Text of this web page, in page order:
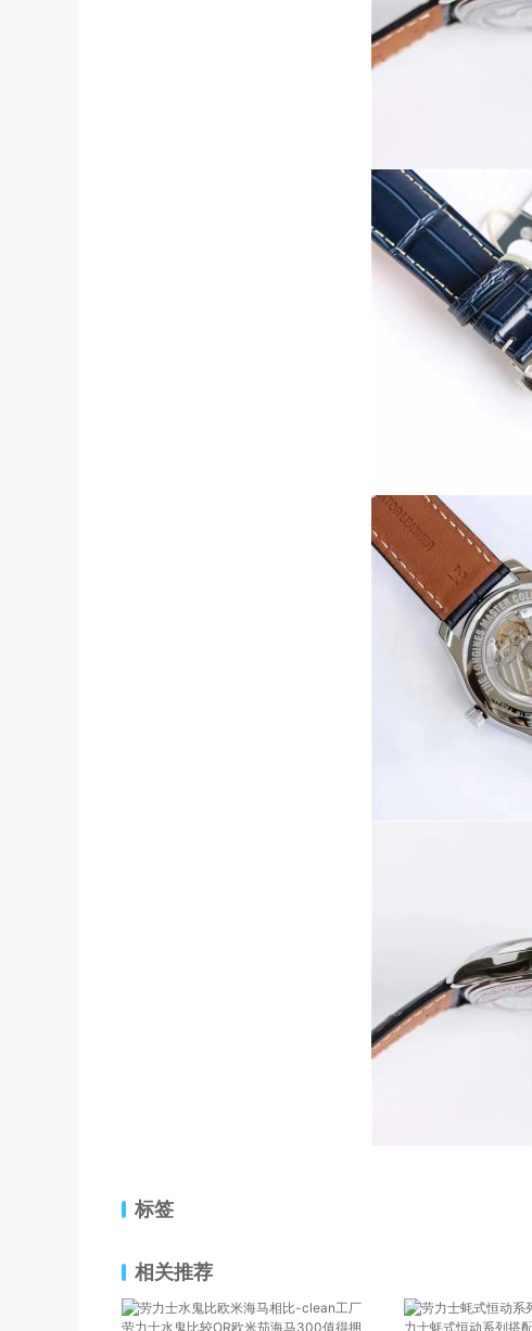
标签
相关推荐